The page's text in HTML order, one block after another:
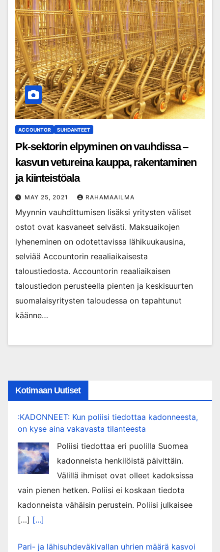
ACCOUNTOR SUHDANTEET
Pk-sektorin elpyminen on vauhdissa –
kasvun vetureina kauppa, rakentaminen
ja kiinteistöala
MAY 25, 2021 RAHAMAAILMA
Myynnin vauhdittumisen lisäksi yritysten väliset
ostot ovat kasvaneet selvästi. Maksuaikojen
lyheneminen on odotettavissa lähikuukausina,
selviää Accountorin reaaliaikaisesta
taloustiedosta. Accountorin reaaliaikaisen
taloustiedon perusteella pienten ja keskisuurten
suomalaisyritysten taloudessa on tapahtunut
käänne…
Kotimaan Uutiset
:KADONNEET: Kun poliisi tiedottaa kadonneesta,
on kyse aina vakavasta tilanteesta
Poliisi tiedottaa eri puolilla Suomea
kadonneista henkilöistä päivittäin.
Välillä ihmiset ovat olleet kadoksissa
vain pienen hetken. Poliisi ei koskaan tiedota
kadonneista vähäisin perustein. Poliisi julkaisee
[…] [...]
Pari- ja lähisuhdeväkivallan uhrien määrä kasvoi